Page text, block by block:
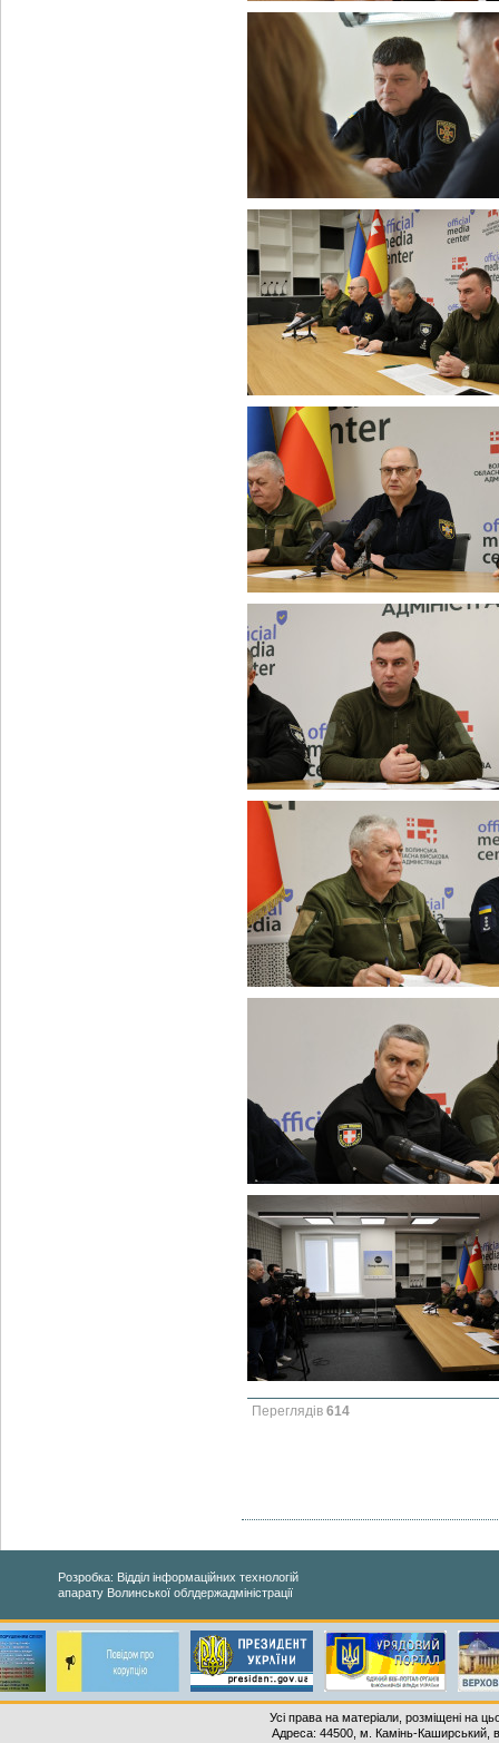
Переглядів 614
Розробка: Відділ інформаційних технологій
апарату Волинської облдержадміністрації
Усі права на матеріали, розміщені на
Адреса: 44500, м. Камінь-Каширський,